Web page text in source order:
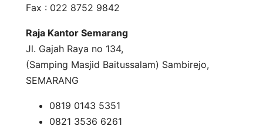
Fax : 022 8752 9842
Raja Kantor Semarang
Jl. Gajah Raya no 134,
(Samping Masjid Baitussalam) Sambirejo,
SEMARANG
0819 0143 5351
0821 3536 6261